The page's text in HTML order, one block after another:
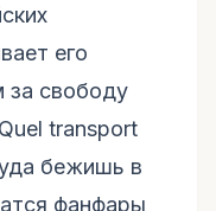
его
за свободу
transport
бежишь в
фанфары